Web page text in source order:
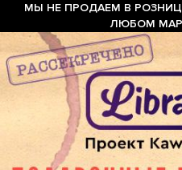
МЫ НЕ ПРОДАЕМ В
ЛЮБОМ